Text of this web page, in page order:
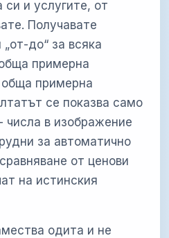
си и услугите, от
Получавате
до“ за всяка
примерна
примерна
се показва само
числа в изображение
за автоматично
от ценови
на истинския
одита и не